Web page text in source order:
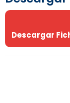
Descargar